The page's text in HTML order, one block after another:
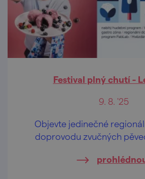
Festival plný chutí -
9. 8. '25
Objevte jedinečné
doprovodu zvučných